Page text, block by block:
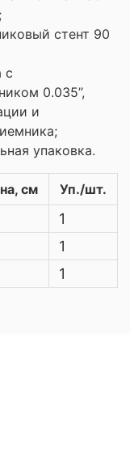
стент 90
с
0.035’’,
и
упаковка.
см Уп./шт.
1
1
1